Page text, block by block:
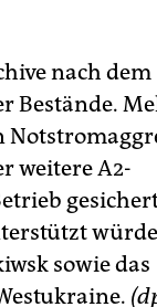
nach dem
Bestände.
weitere A2-
sowie das